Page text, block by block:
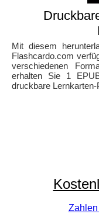
Mit diesem
Flashcardo.com
verschiedenen
erhalten Sie 1
druckbare Lernkarten-